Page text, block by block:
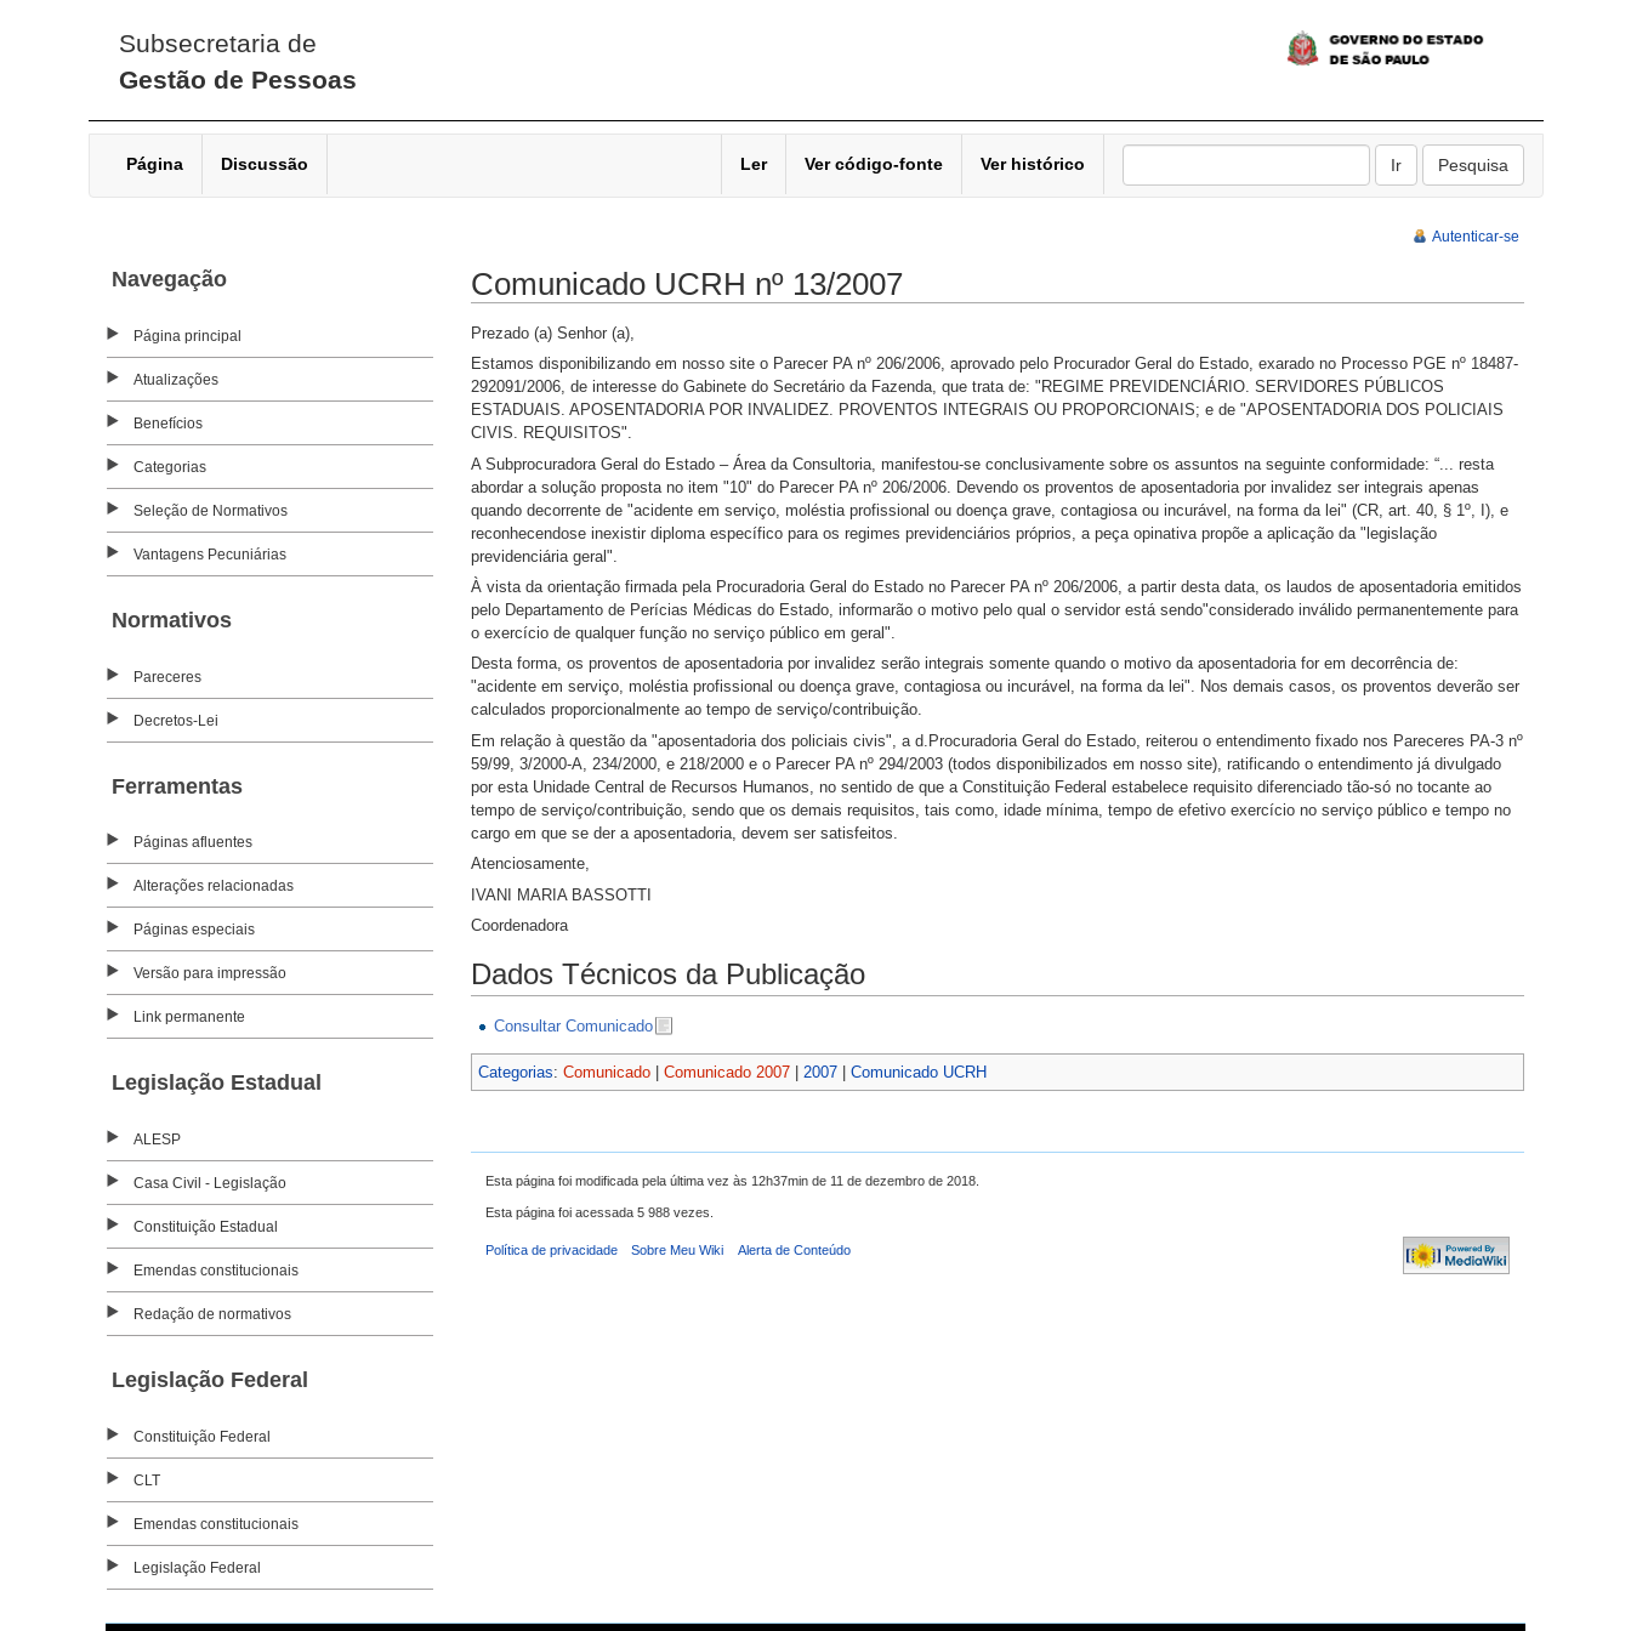
Subsecretaria de
Gestão de Pessoas
Página Discussão Ler Ver código-fonte Ver histórico
Autenticar-se
Navegação
Página principal
Atualizações
Benefícios
Categorias
Seleção de Normativos
Vantagens Pecuniárias
Normativos
Pareceres
Decretos-Lei
Ferramentas
Páginas afluentes
Alterações relacionadas
Páginas especiais
Versão para impressão
Link permanente
Legislação Estadual
ALESP
Casa Civil - Legislação
Constituição Estadual
Emendas constitucionais
Redação de normativos
Legislação Federal
Constituição Federal
CLT
Emendas constitucionais
Legislação Federal
Comunicado UCRH nº 13/2007
Prezado (a) Senhor (a),
Estamos disponibilizando em nosso site o Parecer PA nº 206/2006, aprovado pelo Procurador Geral do Estado, exarado no Processo PGE nº 18487-
292091/2006, de interesse do Gabinete do Secretário da Fazenda, que trata de: "REGIME PREVIDENCIÁRIO. SERVIDORES PÚBLICOS
ESTADUAIS. APOSENTADORIA POR INVALIDEZ. PROVENTOS INTEGRAIS OU PROPORCIONAIS; e de "APOSENTADORIA DOS POLICIAIS
CIVIS. REQUISITOS".
A Subprocuradora Geral do Estado – Área da Consultoria, manifestou-se conclusivamente sobre os assuntos na seguinte conformidade: “... resta
abordar a solução proposta no item "10" do Parecer PA nº 206/2006. Devendo os proventos de aposentadoria por invalidez ser integrais apenas
quando decorrente de "acidente em serviço, moléstia profissional ou doença grave, contagiosa ou incurável, na forma da lei" (CR, art. 40, § 1º, I), e
reconhecendose inexistir diploma específico para os regimes previdenciários próprios, a peça opinativa propõe a aplicação da "legislação
previdenciária geral".
À vista da orientação firmada pela Procuradoria Geral do Estado no Parecer PA nº 206/2006, a partir desta data, os laudos de aposentadoria emitidos
pelo Departamento de Perícias Médicas do Estado, informarão o motivo pelo qual o servidor está sendo"considerado inválido permanentemente para
o exercício de qualquer função no serviço público em geral".
Desta forma, os proventos de aposentadoria por invalidez serão integrais somente quando o motivo da aposentadoria for em decorrência de:
"acidente em serviço, moléstia profissional ou doença grave, contagiosa ou incurável, na forma da lei". Nos demais casos, os proventos deverão ser
calculados proporcionalmente ao tempo de serviço/contribuição.
Em relação à questão da "aposentadoria dos policiais civis", a d.Procuradoria Geral do Estado, reiterou o entendimento fixado nos Pareceres PA-3 nº
59/99, 3/2000-A, 234/2000, e 218/2000 e o Parecer PA nº 294/2003 (todos disponibilizados em nosso site), ratificando o entendimento já divulgado
por esta Unidade Central de Recursos Humanos, no sentido de que a Constituição Federal estabelece requisito diferenciado tão-só no tocante ao
tempo de serviço/contribuição, sendo que os demais requisitos, tais como, idade mínima, tempo de efetivo exercício no serviço público e tempo no
cargo em que se der a aposentadoria, devem ser satisfeitos.
Atenciosamente,
IVANI MARIA BASSOTTI
Coordenadora
Dados Técnicos da Publicação
Consultar Comunicado
Categorias:Comunicado |Comunicado 2007 | 2007 |Comunicado UCRH
Esta página foi modificada pela última vez às 12h37min de 11 de dezembro de 2018.
Esta página foi acessada 5 988 vezes.
Política de privacidade Sobre Meu Wiki Alerta de Conteúdo